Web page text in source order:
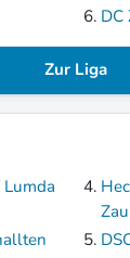
Zur Liga